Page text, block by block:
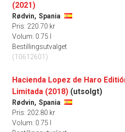
(2021)
Rødvin, Spania
Pris: 220.70 kr
Volum: 0.75 l
Bestillingsutvalget
(10612601)
Hacienda Lopez de Haro
Limitada (2018) (utsolgt)
Rødvin, Spania
Pris: 202.80 kr
Volum: 0.75 l